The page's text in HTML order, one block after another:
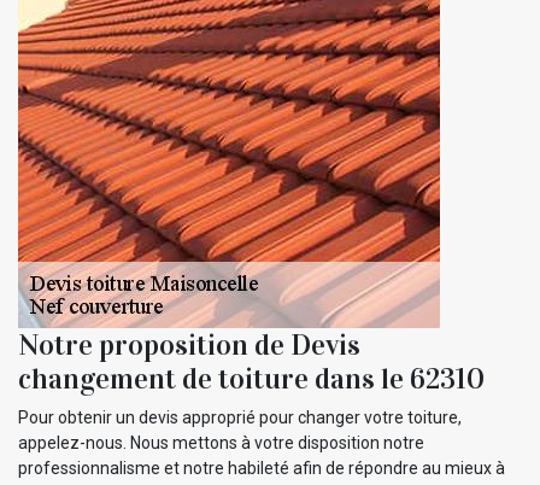
Notre proposition de Devis
changement de toiture dans le 62310
Pour obtenir un devis approprié pour changer votre toiture,
appelez-nous. Nous mettons à votre disposition notre
professionnalisme et notre habileté afin de répondre au mieux à